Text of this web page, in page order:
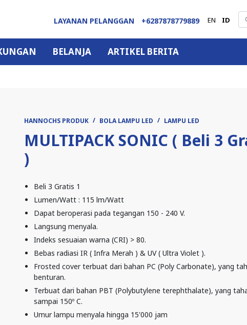
LAYANAN PELANGGAN +6287878779889 EN ID
BELANJA ARTIKEL BERITA
HANNOCHS PRODUK BOLA LAMPU LED LAMPU LED
MULTIPACK SONIC ( Beli 3
)
Beli 3 Gratis 1
Lumen/Watt : 115 lm/Watt
Dapat beroperasi pada tegangan 150 - 240 V.
Langsung menyala.
Indeks sesuaian warna (CRI) > 80.
Bebas radiasi IR ( Infra Merah ) & UV ( Ultra Violet ).
Frosted cover terbuat dari bahan PC (Poly Carbonate), yang
benturan.
Terbuat dari bahan PBT (Polybutylene terephthalate), yang
sampai 150º C.
Umur lampu menyala hingga 15'000 jam